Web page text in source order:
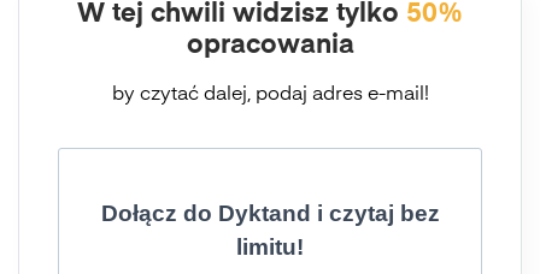
W tej chwili widzisz tylko 50%
opracowania
by czytać dalej, podaj adres e-mail!
Dołącz do Dyktand i czytaj bez
limitu!